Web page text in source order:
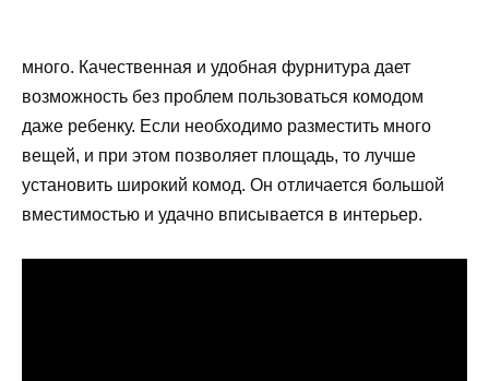
много. Качественная и удобная фурнитура дает
возможность без проблем пользоваться комодом
даже ребенку. Если необходимо разместить много
вещей, и при этом позволяет площадь, то лучше
установить широкий комод. Он отличается большой
вместимостью и удачно вписывается в интерьер.